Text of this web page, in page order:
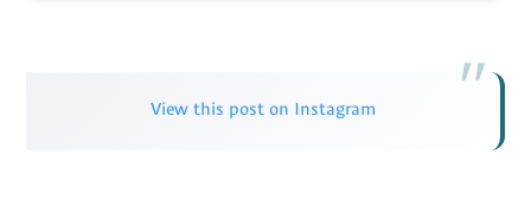
View this post on Instagram